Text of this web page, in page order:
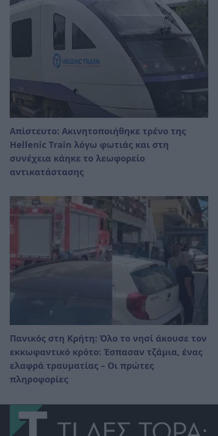
Απίστευτο: Ακινητοποιήθηκε τρένο της
Hellenic Train λόγω φωτιάς και στη
συνέχεια κάηκε το λεωφορείο
αντικατάστασης
Πανικός στη Κρήτη: Όλο το νησί άκουσε τον
εκκωφαντικό κρότο: Έσπασαν τζάμια, ένας
ελαφρά τραυματίας – Οι πρώτες
πληροφορίες